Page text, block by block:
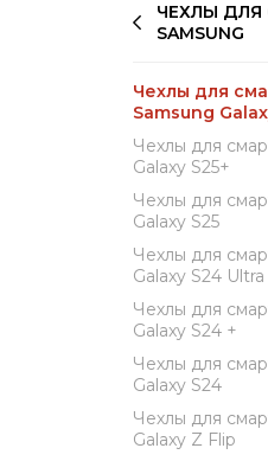
ЧЕХЛЫ
SAMSUNG
Чехлы для
Samsung
Чехлы для
Galaxy S25+
Чехлы для
Galaxy S25
Чехлы для
Galaxy S24 Ultra
Чехлы для
Galaxy S24 +
Чехлы для
Galaxy S24
Чехлы для
Galaxy Z Flip